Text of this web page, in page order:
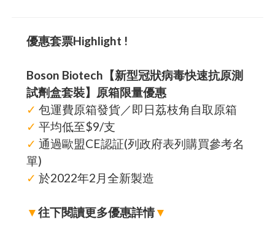
優惠套票Highlight !
Boson Biotech【新型冠狀病毒快速抗原測
試劑盒套裝】原箱限量優惠
✓ 包運費原箱發貨／即日荔枝角自取原箱
✓ 平均低至$9/支
✓ 通過歐盟CE認証(列政府表列購買參考名
單)
✓ 於2022年2月全新製造
▼往下閱讀更多優惠詳情▼